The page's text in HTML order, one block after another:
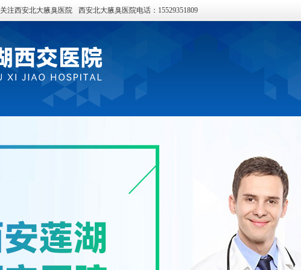
关注西安北大腋臭医院 西安北大腋臭医院电话：15529351809